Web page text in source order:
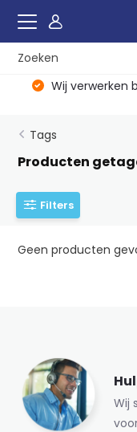
Wij verwerken
Tags
Producten
Filters
Geen producten
Wij